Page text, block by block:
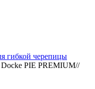
гибкой черепицы
Docke PIE PREMIUM//